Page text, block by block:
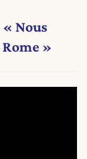
Nous
»